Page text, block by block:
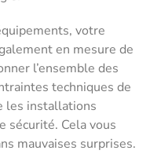
votre
en mesure de
l’ensemble des
techniques de
les installations
sécurité. Cela vous
mauvaises surprises.